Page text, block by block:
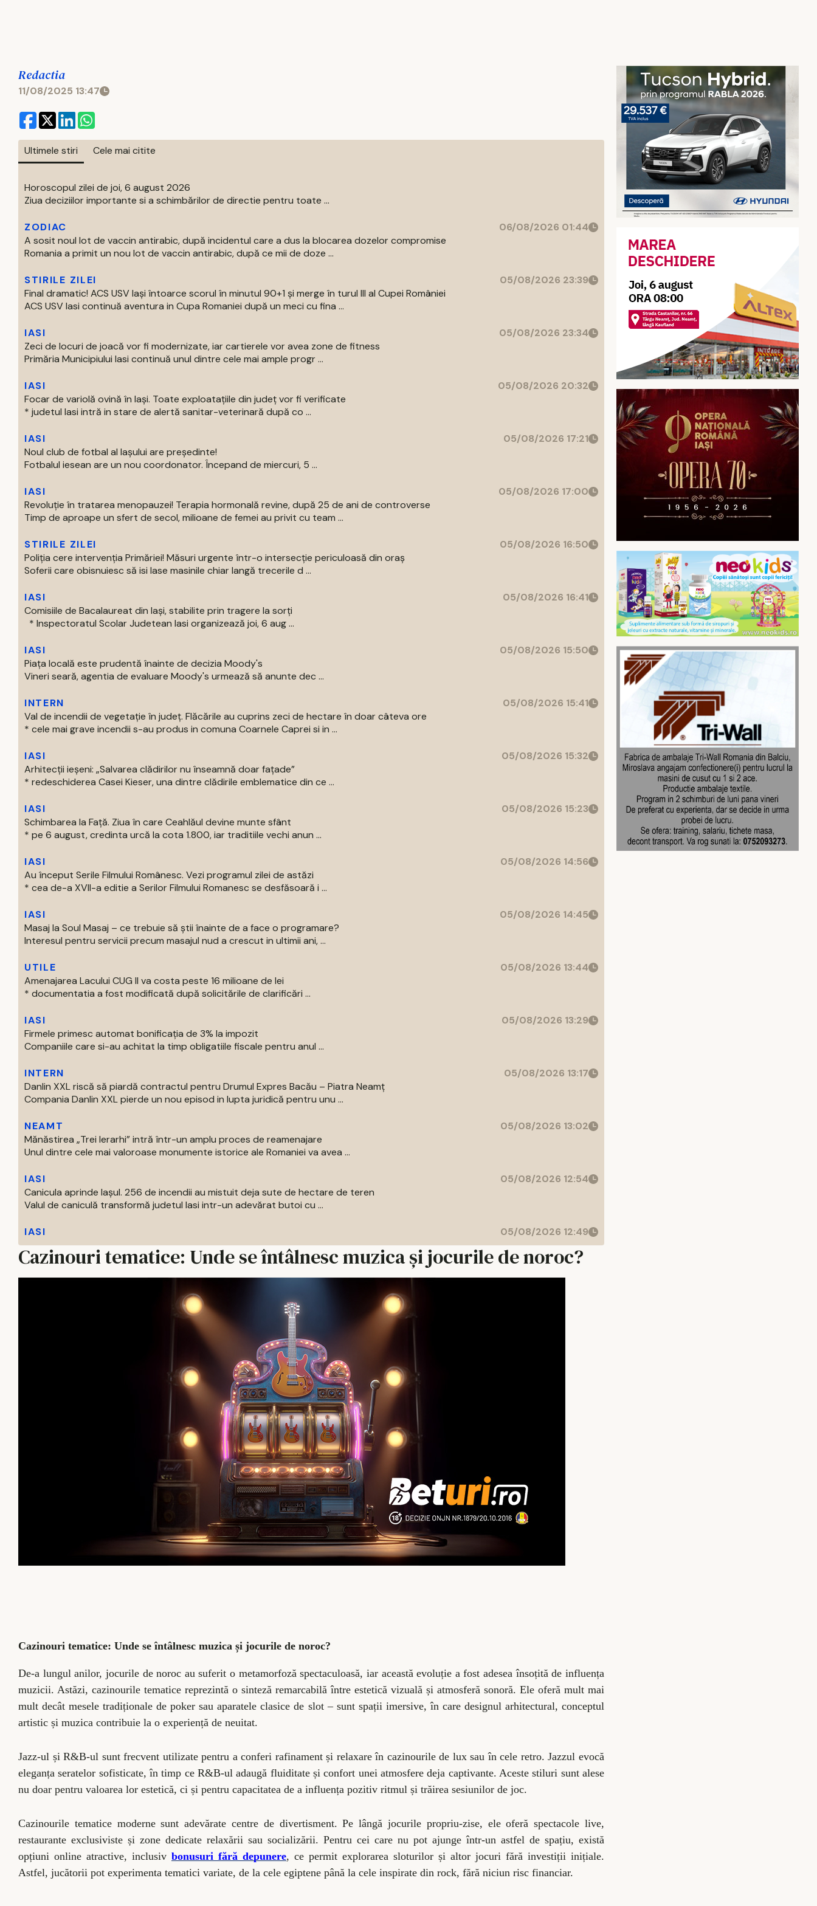
Redactia
11/08/2025 13:47
Ultimele stiri Cele mai citite
Horoscopul zilei de joi, 6 august 2026
Ziua deciziilor importante si a schimbărilor de directie pentru toate ...
ZODIAC
06/08/2026 01:44
A sosit noul lot de vaccin antirabic, după incidentul care a dus la blocarea dozelor compromise
Romania a primit un nou lot de vaccin antirabic, după ce mii de doze ...
STIRILE ZILEI
05/08/2026 23:39
Final dramatic! ACS USV Iași întoarce scorul în minutul 90+1 și merge în turul III al Cupei României
ACS USV Iasi continuă aventura in Cupa Romaniei după un meci cu fina ...
IASI
05/08/2026 23:34
Zeci de locuri de joacă vor fi modernizate, iar cartierele vor avea zone de fitness
Primăria Municipiului Iasi continuă unul dintre cele mai ample progr ...
IASI
05/08/2026 20:32
Focar de variolă ovină în Iași. Toate exploatațiile din județ vor fi verificate
* judetul Iasi intră in stare de alertă sanitar-veterinară după co ...
IASI
05/08/2026 17:21
Noul club de fotbal al Iașului are președinte!
Fotbalul iesean are un nou coordonator. Începand de miercuri, 5 ...
IASI
05/08/2026 17:00
Revoluție în tratarea menopauzei! Terapia hormonală revine, după 25 de ani de controverse
Timp de aproape un sfert de secol, milioane de femei au privit cu team ...
STIRILE ZILEI
05/08/2026 16:50
Poliția cere intervenția Primăriei! Măsuri urgente într-o intersecție periculoasă din oraș
Soferii care obisnuiesc să isi lase masinile chiar langă trecerile d ...
IASI
05/08/2026 16:41
Comisiile de Bacalaureat din Iași, stabilite prin tragere la sorți
* Inspectoratul Scolar Judetean Iasi organizează joi, 6 aug ...
IASI
05/08/2026 15:50
Piața locală este prudentă înainte de decizia Moody's
Vineri seară, agentia de evaluare Moody's urmează să anunte dec ...
INTERN
05/08/2026 15:41
Val de incendii de vegetație în județ. Flăcările au cuprins zeci de hectare în doar câteva ore
* cele mai grave incendii s-au produs in comuna Coarnele Caprei si in ...
IASI
05/08/2026 15:32
Arhitecții ieșeni: „Salvarea clădirilor nu înseamnă doar fațade”
* redeschiderea Casei Kieser, una dintre clădirile emblematice din ce ...
IASI
05/08/2026 15:23
Schimbarea la Față. Ziua în care Ceahlăul devine munte sfânt
* pe 6 august, credinta urcă la cota 1.800, iar traditiile vechi anun ...
IASI
05/08/2026 14:56
Au început Serile Filmului Românesc. Vezi programul zilei de astăzi
* cea de-a XVII-a editie a Serilor Filmului Romanesc se desfăsoară i ...
IASI
05/08/2026 14:45
Masaj la Soul Masaj – ce trebuie să știi înainte de a face o programare?
Interesul pentru servicii precum masajul nud a crescut in ultimii ani, ...
UTILE
05/08/2026 13:44
Amenajarea Lacului CUG II va costa peste 16 milioane de lei
* documentatia a fost modificată după solicitările de clarificări ...
IASI
05/08/2026 13:29
Firmele primesc automat bonificația de 3% la impozit
Companiile care si-au achitat la timp obligatiile fiscale pentru anul ...
INTERN
05/08/2026 13:17
Danlin XXL riscă să piardă contractul pentru Drumul Expres Bacău – Piatra Neamț
Compania Danlin XXL pierde un nou episod in lupta juridică pentru unu ...
NEAMT
05/08/2026 13:02
Mănăstirea „Trei Ierarhi” intră într-un amplu proces de reamenajare
Unul dintre cele mai valoroase monumente istorice ale Romaniei va avea ...
IASI
05/08/2026 12:54
Canicula aprinde Iașul. 256 de incendii au mistuit deja sute de hectare de teren
Valul de caniculă transformă judetul Iasi intr-un adevărat butoi cu ...
IASI 05/08/2026 12:49
Cazinouri tematice: Unde se întâlnesc muzica și jocurile de noroc?
Cazinouri tematice: Unde se întâlnesc muzica și jocurile de noroc?
De-a lungul anilor, jocurile de noroc au suferit o metamorfoză spectaculoasă, iar această evoluție a fost adesea însoțită de influența
muzicii. Astăzi, cazinourile tematice reprezintă o sinteză remarcabilă între estetică vizuală și atmosferă sonoră. Ele oferă mult mai
mult decât mesele tradiționale de poker sau aparatele clasice de slot – sunt spații imersive, în care designul arhitectural, conceptul
artistic și muzica contribuie la o experiență de neuitat.
Jazz-ul și R&B-ul sunt frecvent utilizate pentru a conferi rafinament și relaxare în cazinourile de lux sau în cele retro. Jazzul evocă
eleganța seratelor sofisticate, în timp ce R&B-ul adaugă fluiditate și confort unei atmosfere deja captivante. Aceste stiluri sunt alese
nu doar pentru valoarea lor estetică, ci și pentru capacitatea de a influența pozitiv ritmul și trăirea sesiunilor de joc.
Cazinourile tematice moderne sunt adevărate centre de divertisment. Pe lângă jocurile propriu-zise, ele oferă spectacole live,
restaurante exclusiviste și zone dedicate relaxării sau socializării. Pentru cei care nu pot ajunge într-un astfel de spațiu, există
opțiuni online atractive, inclusiv bonusuri fără depunere, ce permit explorarea sloturilor și altor jocuri fără investiții inițiale.
Astfel, jucătorii pot experimenta tematici variate, de la cele egiptene până la cele inspirate din rock, fără niciun risc financiar.